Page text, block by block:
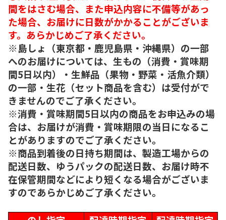
間をはさむ場合、また申込内容に不備等があっ
た場合、お届けに日数がかかることがございま
す。あらかじめご了承ください。
※島しょ（東京都・鹿児島県・沖縄県）の一部
へのお届けについては、生もの（消費・賞味期
間5日以内）・生鮮品（果物・野菜・活魚介類）
の一部・生花（セット商品を含む）は受付がで
きませんのでご了承ください。
※消費・賞味期間5日以内の商品をお申込みの場
合は、お届けが消費・賞味期限の当日になるこ
とがありますのでご了承ください。
※商品到着後の日持ち期間は、製造工場からの
配送日数、ゆうパックの配送日数、お届け時不
在保管期間などにより短くなる場合がございま
すのであらかじめご了承ください。